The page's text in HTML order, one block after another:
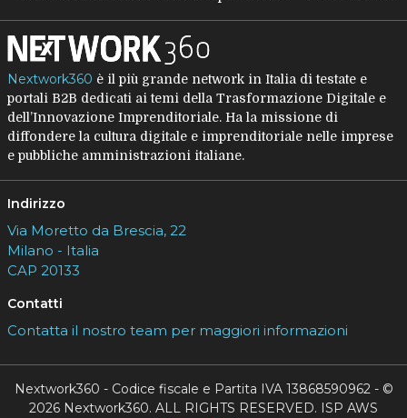
Nextwork360 è il più grande network in Italia di testate e
portali B2B dedicati ai temi della Trasformazione Digitale e
dell’Innovazione Imprenditoriale. Ha la missione di
diffondere la cultura digitale e imprenditoriale nelle imprese
e pubbliche amministrazioni italiane.
Indirizzo
Via Moretto da Brescia, 22
Milano - Italia
CAP 20133
Contatti
Contatta il nostro team per maggiori informazioni
Nextwork360 - Codice fiscale e Partita IVA 13868590962 - ©
2026 Nextwork360. ALL RIGHTS RESERVED. ISP AWS